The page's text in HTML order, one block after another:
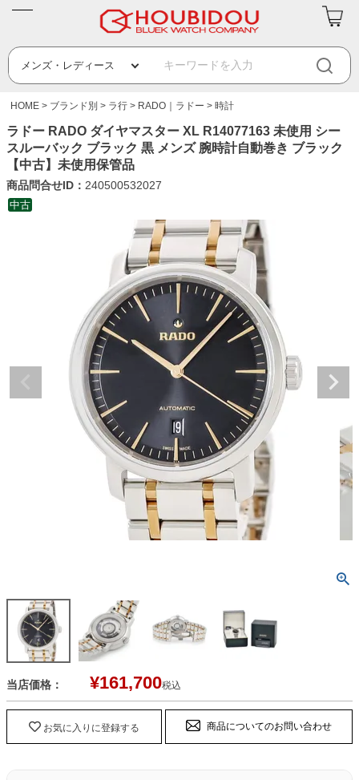
HOME ブランド別 ラ行 RADO｜ラドー 時計
ラドー RADO ダイヤマスター XL R14077163 未使用 シー
スルーバック ブラック 黒 メンズ 腕時計自動巻き ブラック
【中古】未使用保管品
商品問合せID： 240500532027
中古
当店価格： ¥161,700税込
お気に入りに登録する 商品についてのお問い合わせ